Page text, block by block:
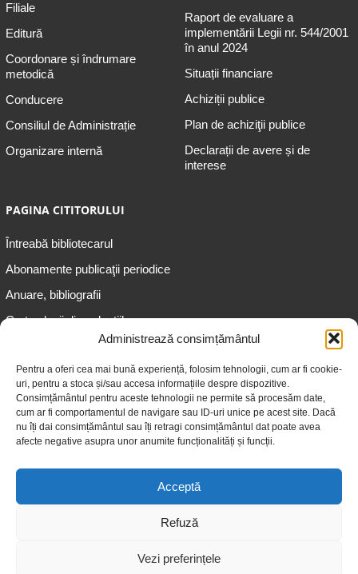
Administrează consimțământul
Pentru a oferi cea mai bună experiență, folosim tehnologii, cum ar fi cookie-
uri, pentru a stoca și/sau accesa informațiile despre dispozitive.
Consimțământul pentru aceste tehnologii ne permite să procesăm date,
cum ar fi comportamentul de navigare sau ID-uri unice pe acest site. Dacă
nu îți dai consimțământul sau îți retragi consimțământul dat poate avea
afecte negative asupra unor anumite funcționalități și funcții.
Acceptă
Refuză
Vezi preferințele
Filiale
Editură
Coordonare și îndrumare
metodică
Conducere
Consiliul de Administrație
Organizare internă
Raport de evaluare a
implementării Legii nr. 544/2001
în anul 2024
Situații financiare
Achiziții publice
Plan de achiziţii publice
Declarații de avere și de
interese
PAGINA CITITORULUI
Întreabă bibliotecarul
Abonamente publicaţii periodice
Anuare, bibliografii
Cartea lunii din colecțiile
Informații pentru adolescenți
Informații pentru adulți
Informații pentru seniori
© 2026 Biblioteca Judeţeană „Gheorghe Asachi” Iaşi